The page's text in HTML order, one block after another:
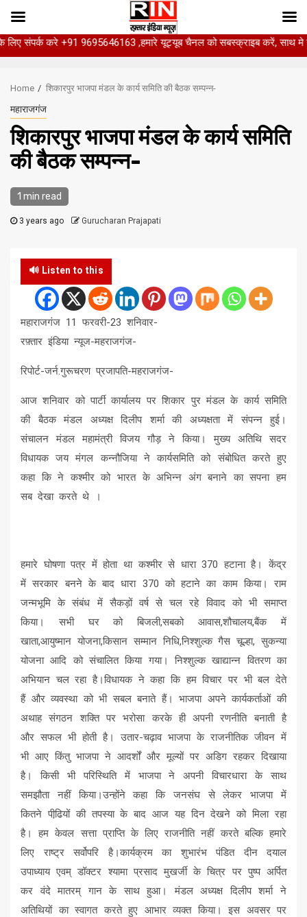
करे +91 9695646163 ,हमारे यूट्यूब चैनल को सबस्क्राइब करें, साथ मे हमारे
content
Home शिकारपुर भाजपा मंडल के कार्य समिति की बैठक सम्पन्न-
महाराजगंज
शिकारपुर भाजपा मंडल के कार्य समिति
की बैठक सम्पन्न-
1 min read
3 years ago Gurucharan Prajapati
🔊 Listen to this
महाराजगंज 11 फरवरी-23 शनिवार-
रफ़्तार इंडिया न्यूज-महराजगंज-
रिपोर्ट-जर्न.गुरूचरण प्रजापति-महराजगंज-
आज शनिवार को पार्टी कार्यालय पर शिकार पुर मंडल के कार्य समिति
की बैठक मंडल अध्यक्ष दिलीप शर्मा की अध्यक्षता में संपन्न हुई।
संचालन मंडल महामंत्री विजय गौड़ ने किया। मुख्य अतिथि सदर
विधायक जय मंगल कन्नौजिया ने कार्यसमिति को संबोधित करते हुए
कहा कि ने कश्मीर को भारत के अभिन्न अंग बनाने का सपना हम
सब देखा करते थे ।
हमारे घोषणा पत्र में होता था कश्मीर से धारा 370 हटाना है। केंद्र
में सरकार बनने के बाद धारा 370 को हटाने का काम किया। राम
जन्मभूमि के संबंध में सैकड़ों वर्ष से चल रहे विवाद को भी समाप्त
किया। सभी घर को बिजली,सबको आवास,शौचालय,बैंक में
खाता,आयुष्मान योजना,किसान सम्मान निधि,निश्शुल्क गैस चूल्हा, सुकन्या
योजना आदि को संचालित किया गया। निश्शुल्क खाद्यान्न वितरण का
अभियान चल रहा है।विधायक ने कहा कि हम विचार पर भी बल देते
हैं और व्यवस्था को भी सबल बनाते हैं। भाजपा अपने कार्यकर्ताओं की
अथाह संगठन शक्ति पर भरोसा करके ही अपनी रणनीति बनाती है
और सफल भी होती है। उतार-चढ़ाव भाजपा के राजनीतिक जीवन में
भी आए किंतु भाजपा ने आदर्शों और मूल्यों पर अडिग रहकर दिखाया
है। किसी भी परिस्थिति में भाजपा ने अपनी विचारधारा के साथ
समझौता नहीं किया।उन्होंने कहा कि जनसंघ से लेकर भाजपा में
कितने पीढि़यों की तपस्या के बाद आज यह दिन देखने को मिला रहा
है। हम केवल सत्ता प्राप्ति के लिए राजनीति नहीं करते बल्कि हमारे
लिए राष्ट्र सर्वोपरि है।कार्यक्रम का शुभारंभ पंडित दीन दयाल
उपाध्याय एवम् डॉक्टर श्यामा प्रसाद मुखर्जी के चित्र पर पुष्प अर्पित
कर वंदे मातरम् गान के साथ हुआ। मंडल अध्यक्ष दिलीप शर्मा ने
अतिथियों का स्वागत करते हुए आभार व्यक्त किया। इस अवसर पर